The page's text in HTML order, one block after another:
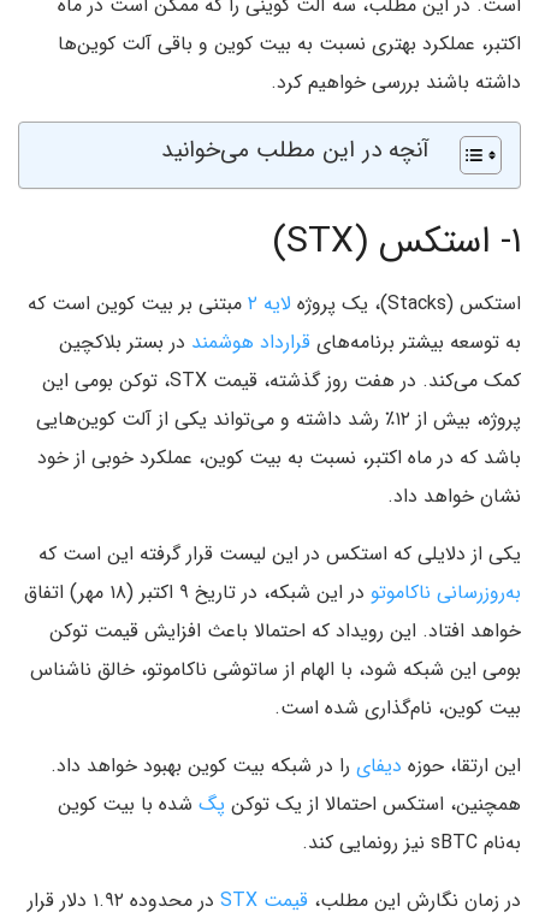
اکتبر، عملکرد بهتری نسبت به بیت کوین و باقی آلت کوین‌ها
داشته باشند بررسی خواهیم کرد.
آنچه در این مطلب می‌خوانید
۱- استکس (STX)
استکس (Stacks)، یک پروژه لایه ۲
مبتنی بر بیت کوین است که
به توسعه بیشتر برنامه‌های قرارداد هوشمند در بستر بلاکچین
کمک می‌کند. در هفت روز گذشته، قیمت STX، توکن بومی این
پروژه، بیش از ۱۲٪ رشد داشته و می‌تواند یکی از آلت کوین‌هایی
باشد که در ماه اکتبر، نسبت به بیت کوین، عملکرد خوبی از خود
نشان خواهد داد.
یکی از دلایلی که استکس در این لیست قرار گرفته این است که
به‌روزرسانی ناکاموتو
در این شبکه، در تاریخ ۹ اکتبر (۱۸ مهر) اتفاق
خواهد افتاد. این رویداد که احتمالا باعث افزایش قیمت توکن
بومی این شبکه شود، با الهام از ساتوشی ناکاموتو، خالق ناشناس
بیت کوین، نام‌گذاری شده است.
این ارتقا، حوزه دیفای را در شبکه بیت کوین بهبود خواهد داد.
همچنین، استکس احتمالا از یک توکن پگ‌ شده با بیت کوین
به‌نام sBTC نیز رونمایی کند.
در زمان نگارش این مطلب، قیمت STX
در محدوده ۱.۹۲ دلار قرار